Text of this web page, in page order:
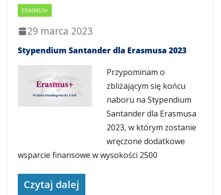
ERASMUS+
29 marca 2023
Stypendium Santander dla Erasmusa 2023
Przypominam o
zbliżającym się końcu
naboru na Stypendium
Santander dla Erasmusa
2023, w którym zostanie
wręczone dodatkowe
wsparcie finansowe w wysokości 2500
Czytaj dalej